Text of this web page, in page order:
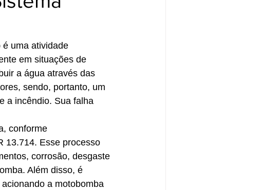
é uma atividade
em situações de
a água através das
sendo, portanto, um
a incêndio. Sua falha
conforme
13.714. Esse processo
corrosão, desgaste
Além disso, é
a motobomba